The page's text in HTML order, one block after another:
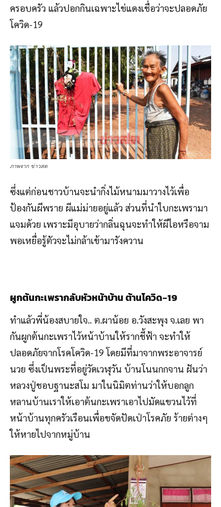
ครอบครัว แล้วปอกกินเฉพาะไข่แดงเชื่อว่าจะปลอดภัย
โควิด-19
ภาพจาก ข่าวสด
ซึ่งแต่ก่อนชาวบ้านจะนำกิ่งไม้หนามมาวางไว้เพื่อ
ป้องกันผีพราย ผีแม่ม่ายอยู่แล้ว ส่วนที่นำใบกะเพรามา
แจมด้วย เพราะมีอุบายว่ากลิ่นฉุนจะทำให้ผีไอหรือจาม
พอเหยื่อรู้ตัวจะไม่กล้าเข้ามารังควาน
ผูกต้นกะเพรากลับหัวหน้าบ้าน ต้านโควิด-19
ทำแล้วพี่น้องสบายใจ.. ต.ผาน้อย อ.วังสะพุง จ.เลย พา
กันผูกต้นกะเพราไว้หน้าบ้านให้รากชี้ฟ้า จะทำให้
ปลอดภัยจากโรคโควิด-19 โดยมีที่มาจากพระอาจารย์
นวย ซึ่งเป็นพระที่อยู่วัดเวฬุวัน บ้านโนนกกจาน ฝันว่า
หลวงปู่ชอบฐานะสโม มาในนิมิตท่านว่าให้บอกลูก
หลานบ้านเราให้เอาต้นกะเพราเอาไปมัดแขวนไว้ที่
หน้าบ้านทุกครัวเรือนเพื่อขจัดปัดเป่าโรคภัย ร้ายต่างๆ
ให้หายไปจากหมู่บ้าน